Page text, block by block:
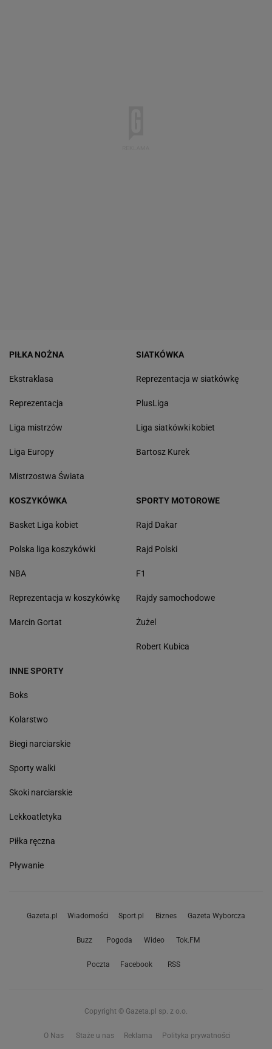
PIŁKA NOŻNA
Ekstraklasa
Reprezentacja
Liga mistrzów
Liga Europy
Mistrzostwa Świata
SIATKÓWKA
Reprezentacja w siatkówkę
PlusLiga
Liga siatkówki kobiet
Bartosz Kurek
KOSZYKÓWKA
Basket Liga kobiet
Polska liga koszykówki
NBA
Reprezentacja w koszykówkę
Marcin Gortat
SPORTY MOTOROWE
Rajd Dakar
Rajd Polski
F1
Rajdy samochodowe
Żużel
Robert Kubica
INNE SPORTY
Boks
Kolarstwo
Biegi narciarskie
Sporty walki
Skoki narciarskie
Lekkoatletyka
Piłka ręczna
Pływanie
Gazeta.pl Wiadomości Sport.pl Biznes Gazeta Wyborcza
Buzz Pogoda Wideo Tok.FM
Poczta Facebook RSS
Copyright © Gazeta.pl sp. z o.o.
O Nas Staże u nas Reklama Polityka prywatności